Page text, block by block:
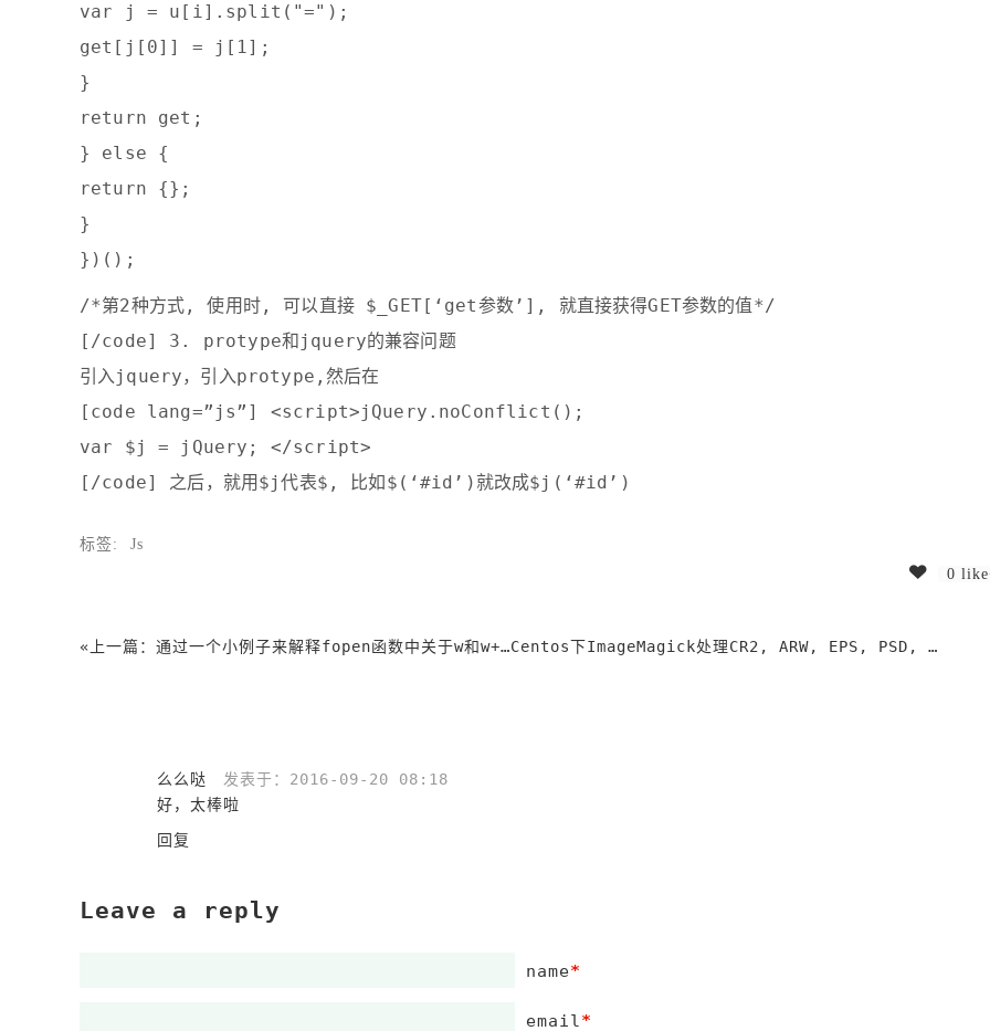
var j = u[i].split("=");
get[j[0]] = j[1];
}
return get;
} else {
return {};
}
})();
/*第2种方式, 使用时, 可以直接 $_GET[‘get参数’], 就直接获得GET参数的值*/
[/code] 3. protype和jquery的兼容问题
引入jquery，引入protype,然后在
[code lang=”js”] <script>jQuery.noConflict();
var $j = jQuery; </script>
[/code] 之后，就用$j代表$, 比如$(‘#id’)就改成$j(‘#id’)
标签:
Js
0
«上一篇： 通过一个小例子来解释fopen函数中关于w和w+操作的区别 Centos下ImageMagick处理CR2, ARW, EPS, PSD, TIFF，AI等其他RAW格式图片的使用方法
么么哒
发表于：2016-09-20 08:18
好，太棒啦
回复
Leave a reply
name*
email*